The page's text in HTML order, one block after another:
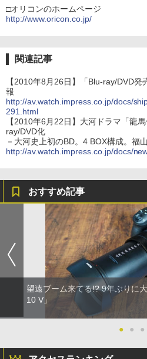
□オリコンのホームページ
http://www.oricon.co.jp/
関連記事
【2010年8月26日】「Blu-ray/DVD
報
http://av.watch.impress.co.jp/docs/
291.html
【2010年6月22日】大河ドラマ「龍
ray/DVD化
－大河史上初のBD。4 BOX構成。福
http://av.watch.impress.co.jp/docs/
おすすめ記事
望遠ブーム来てる!? 9年ぶりに
10 V」
● ● ●